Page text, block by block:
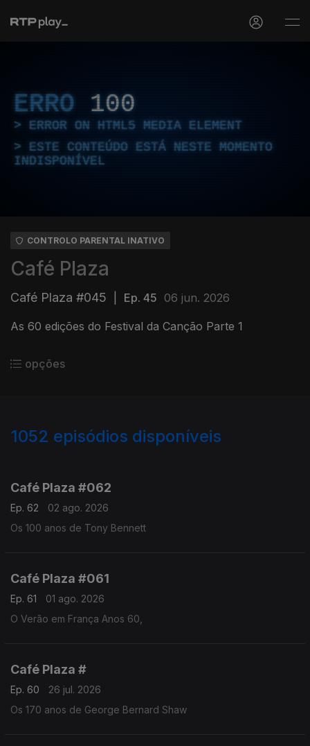
ERRO 100
ERROR ON HTML5 MEDIA ELEMENT
ESTE CONTEÚDO ESTÁ NESTE MOMENTO
INDISPONÍVEL
CONTROLO PARENTAL INATIVO
Café Plaza
Café Plaza #045 Ep. 45 06 jun. 2026
As 60 edições do Festival da Canção Parte 1
opções
1052 episódios disponíveis
Café Plaza #062
Ep. 62
02 ago. 2026
Os 100 anos de Tony Bennett
Café Plaza #061
Ep. 61
01 ago. 2026
O Verão em França Anos 60,
Café Plaza #
Ep. 60
26 jul. 2026
Os 170 anos de George Bernard Shaw